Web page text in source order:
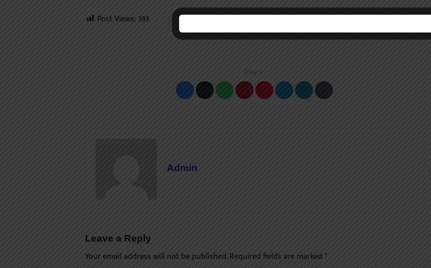
Post Views:393
Share:
Admin
Leave a Reply
Your email address will not be published.Required fields are marked*